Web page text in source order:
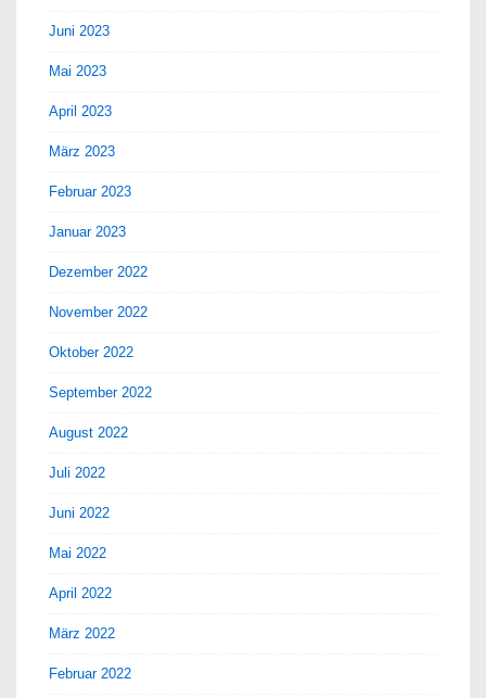
Juni 2023
Mai 2023
April 2023
März 2023
Februar 2023
Januar 2023
Dezember 2022
November 2022
Oktober 2022
September 2022
August 2022
Juli 2022
Juni 2022
Mai 2022
April 2022
März 2022
Februar 2022